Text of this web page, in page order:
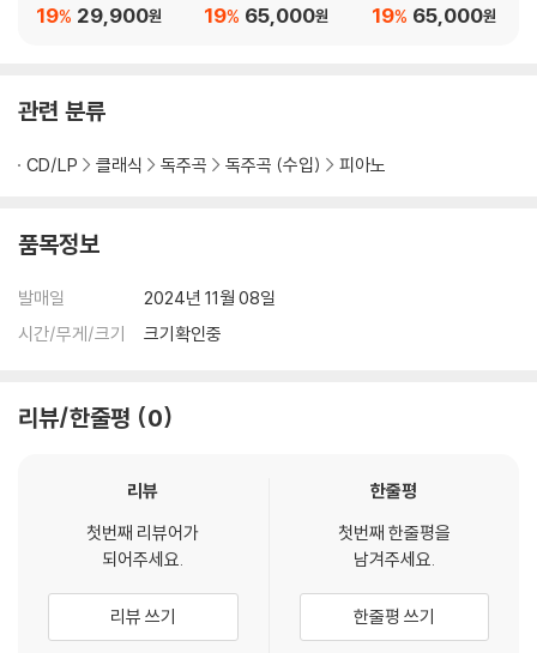
집 (Archive Edition V
29,900원
19%
n: Historic Recital At
65,000원
19%
Anniversary) [2LP]
65,000원
19%
관련 분류
CD/LP 클래식 독주곡 독주곡 (수입) 피아노
품목정보
발매일
2024년 11월 08일
시간/무게/크기
크기확인중
리뷰/한줄평 0
리뷰
첫번째 리뷰어가
되어주세요.
리뷰 쓰기
한줄평
첫번째 한줄평을
남겨주세요.
한줄평 쓰기